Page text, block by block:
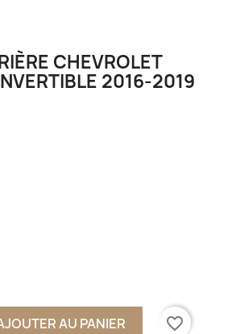
CHEVROLET
2016-2019
AU PANIER favorite_border